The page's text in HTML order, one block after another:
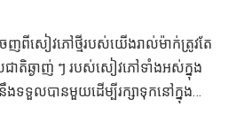
ដើម្បីធ្វើឱ្យការងាររបស់ខ្ញុំជាមុនក៏ដូចជា
ពេលដែលជឿថាខ្ញុំបានត្រៀមខ្លួនត្រឡប់
ការជាមួយ (និងសម្រាប់) ម្តាយគឺថាពួកគេ
ើយក្រោយគណបក្ស។ ប្រសិនបើមានតែ
ញុំធ្វើអ្វីទាំងអស់ប៉ុន្តែញញឹមខ្ញុំនឹងប្រណាំង
ទទួលបានការចាប់អារម្មណ៍ពីហាង។ អូ!
រជាក់។ ប៉ុន្តែនេះជារឿង: ខ្ញុំជាអ្នកគាំទ្រ
ធ្វើអ្វីខ្ញុំរស់នៅក្នុងទីក្រុងដែលមាន
រូវរក្សាផ្ទះទៅ។ ខ្ញុំមិនត្រឹមតែអាចទុកឱ្យ
ញពីសៀវភៅថ្មីរបស់យើងរាល់ម៉ាក់ត្រូវតែ
ជាតិឆ្ងាញ់ ៗ របស់សៀវភៅទាំងអស់ក្នុង
ទទួលបានមួយដើម្បីរក្សាទុកនៅក្នុង